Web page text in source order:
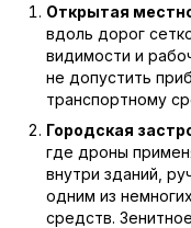
Открытая
вдоль дорог
видимости и
не допустить
транспортному
Городская
где дроны
внутри зданий,
одним из
средств.